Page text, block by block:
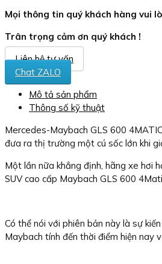
Mọi thông tin quý khách hàng vui
Trân trọng cảm ơn quý khách !
Liên hệ tư vấn
Chat ZALO
Mô tả sản phẩm
Thông số kỹ thuật
Mercedes-Maybach GLS 600
đưa ra thị trường một cú sốc lớn khi
Một lần nữa khẳng định, hãng xe hơi
SUV cao cấp Maybach GLS 600
Có thể nói với phiên bản này là sự
Maybach tính đến thời điểm hiện nay